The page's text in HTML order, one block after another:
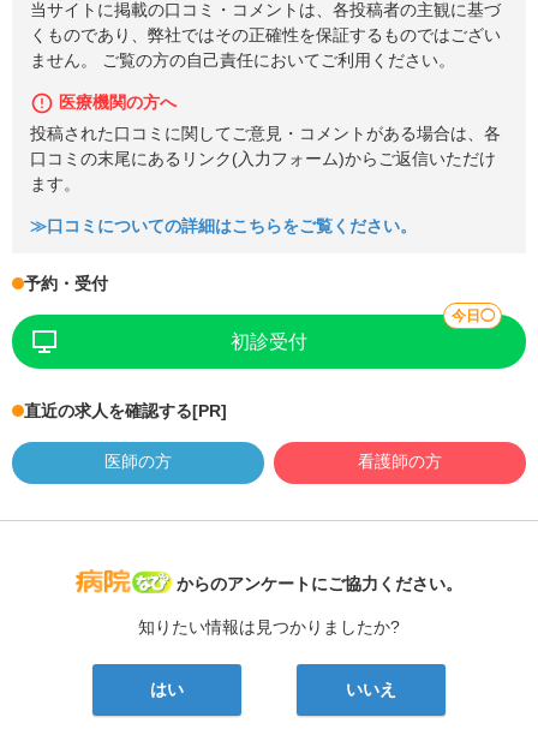
当サイトに掲載の口コミ・コメントは、各投稿者の主観に基づ
くものであり、弊社ではその正確性を保証するものではござい
ません。 ご覧の方の自己責任においてご利用ください。
医療機関の方へ
投稿された口コミに関してご意見・コメントがある場合は、各
口コミの末尾にあるリンク(入力フォーム)からご返信いただけ
ます。
≫口コミについての詳細はこちらをご覧ください。
予約・受付
初診受付
今日◯
直近の求人を確認する[PR]
医師の方 看護師の方
病院なび
からのアンケートにご協力ください。
知りたい情報は見つかりましたか?
はい いいえ